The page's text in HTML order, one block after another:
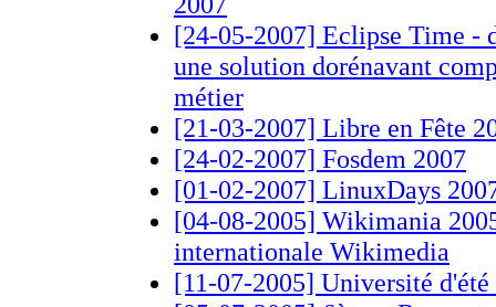
[24-05-2007] Eclipse Time -
une solution dorénavant
métier
[21-03-2007] Libre en Fête
[24-02-2007] Fosdem 2007
[01-02-2007] LinuxDays
[04-08-2005] Wikimania
internationale Wikimedia
[11-07-2005] Université d'été